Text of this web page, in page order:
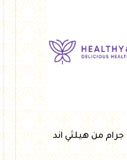
بذور الشيا 200 جرام من هيلثي اند